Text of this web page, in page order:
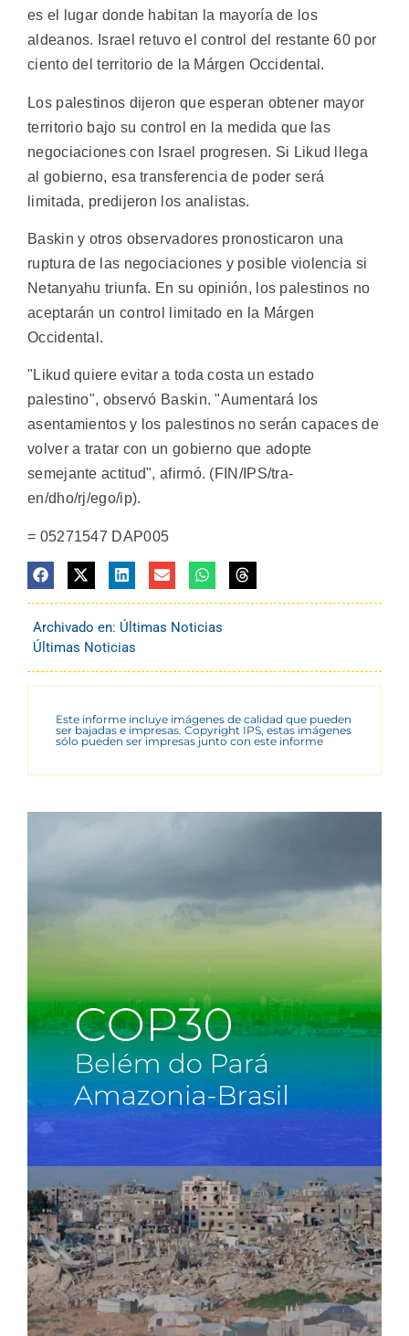
es el lugar donde habitan la mayoría de los
aldeanos. Israel retuvo el control del restante 60 por
ciento del territorio de la Márgen Occidental.
Los palestinos dijeron que esperan obtener mayor
territorio bajo su control en la medida que las
negociaciones con Israel progresen. Si Likud llega
al gobierno, esa transferencia de poder será
limitada, predijeron los analistas.
Baskin y otros observadores pronosticaron una
ruptura de las negociaciones y posible violencia si
Netanyahu triunfa. En su opinión, los palestinos no
aceptarán un control limitado en la Márgen
Occidental.
"Likud quiere evitar a toda costa un estado
palestino", observó Baskin. "Aumentará los
asentamientos y los palestinos no serán capaces de
volver a tratar con un gobierno que adopte
semejante actitud", afirmó. (FIN/IPS/tra-
en/dho/rj/ego/ip).
= 05271547 DAP005
Archivado en: Últimas Noticias
Últimas Noticias
Este informe incluye imágenes de calidad que pueden
ser bajadas e impresas. Copyright IPS, estas imágenes
sólo pueden ser impresas junto con este informe